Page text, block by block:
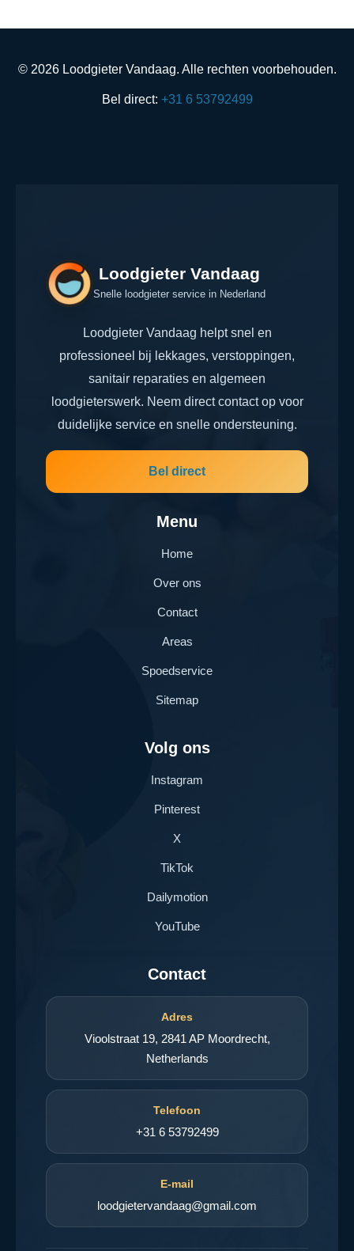
© 2026 Loodgieter Vandaag. Alle rechten voorbehouden.
Bel direct: +31 6 53792499
Loodgieter Vandaag
Snelle loodgieter service in Nederland
Loodgieter Vandaag helpt snel en
professioneel bij lekkages, verstoppingen,
sanitair reparaties en algemeen
loodgieterswerk. Neem direct contact op voor
duidelijke service en snelle ondersteuning.
Bel direct
Menu
Home
Over ons
Contact
Areas
Spoedservice
Sitemap
Volg ons
Instagram
Pinterest
X
TikTok
Dailymotion
YouTube
Contact
Adres
Vioolstraat 19, 2841 AP Moordrecht,
Netherlands
Telefoon
+31 6 53792499
E-mail
loodgietervandaag@gmail.com